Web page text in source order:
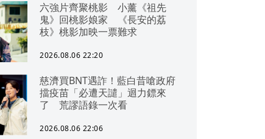
六強片齊聚桃影 小薰《祖先
鬼》回桃影娘家 《長安的荔
枝》桃影加映一票難求
2026.08.06 22:20
慈濟買BNT遇詐！藍白昔嗆政府
擋疫苗「必遭天譴」迴力鏢來
了 荒謬語錄一次看
2026.08.06 22:06